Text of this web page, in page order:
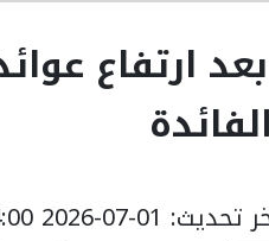
ارتفاع
01-07-2026 08:04:00